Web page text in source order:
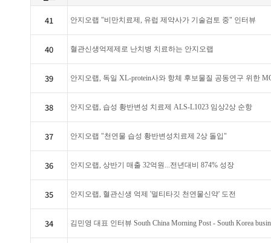
41 안지오랩 "비만치료제, 유럽 제약사가 기술검토 중" 인터뷰
40 혈관신생억제제로 난치병 치료하는 안지오랩
39 안지오랩, 독일 XL-protein사와 항체 후보물질 공동연구 위한
38 안지오랩, 습성 황반변성 치료제 ALS-L1023 임상2상 순항
37 안지오랩 "천연물 습성 황반변성치료제 2상 돌입"
36 안지오랩, 상반기 매출 32억원...전년대비 874% 성장
35 안지오랩, 혈관신생 억제 '멀티타깃 천연물신약' 도전
34 김민영 대표 인터뷰 South China Morning Post - South Korea